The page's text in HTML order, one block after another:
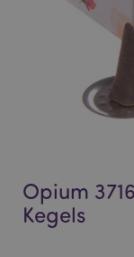
Opium
Kegels